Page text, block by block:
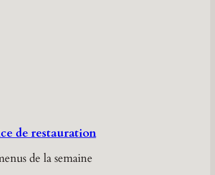
de restauration
de la semaine